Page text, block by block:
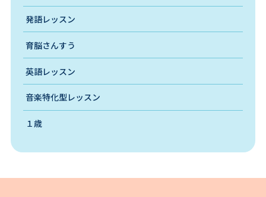
発語レッスン
育脳さんすう
英語レッスン
音楽特化型レッスン
１歳